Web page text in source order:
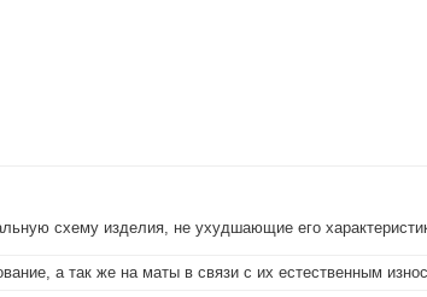
схему изделия, не ухудшающие его
а так же на маты в связи с их естественным